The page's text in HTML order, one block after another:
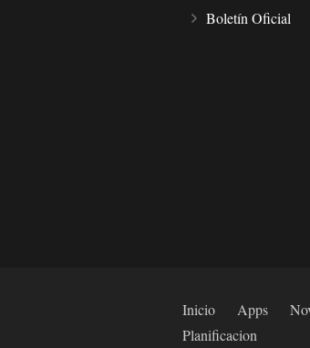
Boletín Oficial
Inicio Apps
Planificacion